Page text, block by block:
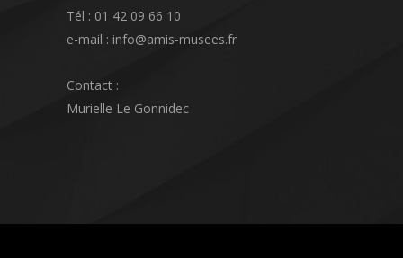
Tél : 01 42 09 66 10
e-mail : info@amis-musees.fr
Contact :
Murielle Le Gonnidec